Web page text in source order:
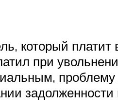
который
при
проблему
задолженности